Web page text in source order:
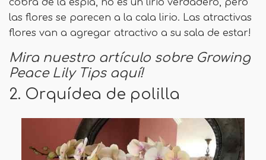
cobra de la espia, no es un lirio verdadero, pero
las flores se parecen a la cala lirio. Las atractivas
flores van a agregar atractivo a su sala de estar!
Mira nuestro artículo sobre Growing
Peace Lily Tips aquí!
2. Orquídea de polilla